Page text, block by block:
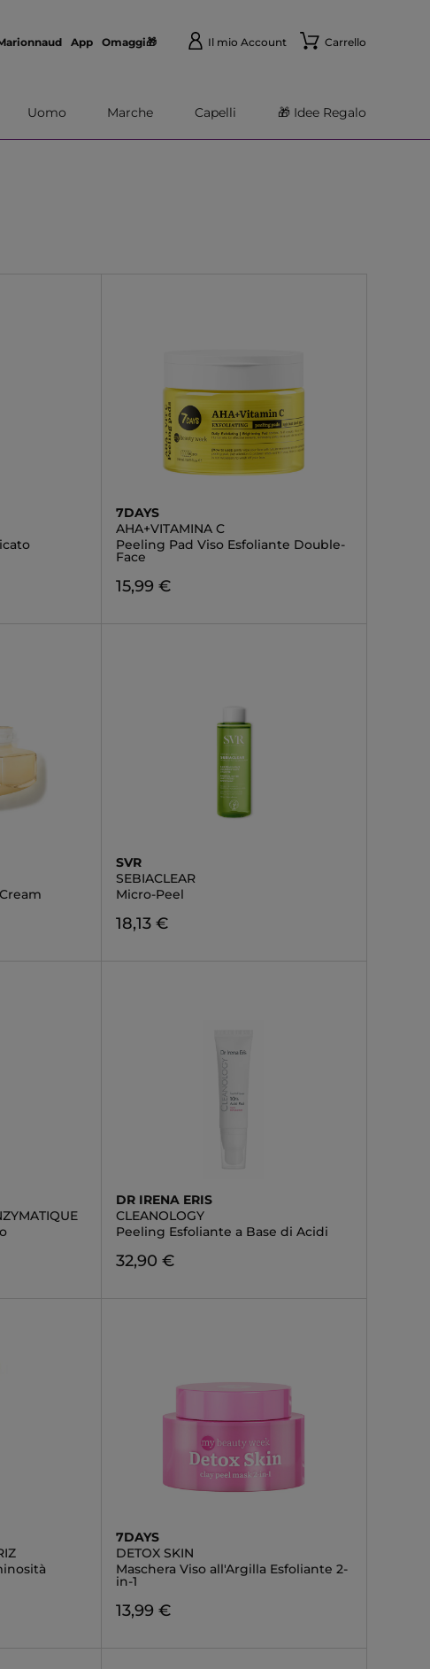
App Omaggi🎁 Il mio Account Carrello
Uomo Marche Capelli 🎁 Idee Regalo
7DAYS
AHA+VITAMINA C
Peeling Pad Viso Esfoliante Double-
Face
15,99 €
SVR
SEBIACLEAR
Micro-Peel
18,13 €
DR IRENA ERIS
CLEANOLOGY
Peeling Esfoliante a Base di Acidi
32,90 €
7DAYS
DETOX SKIN
Maschera Viso all'Argilla Esfoliante 2-
in-1
13,99 €